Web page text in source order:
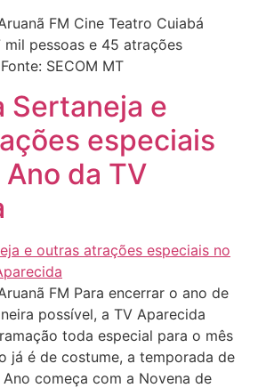
FM Cine Teatro Cuiabá
mil pessoas e 45 atrações
SECOM MT
Sertaneja e
especiais
da TV
FM Para encerrar o ano de
possível, a TV Aparecida
toda especial para o mês
já é de costume, a temporada de
começa com a Novena de